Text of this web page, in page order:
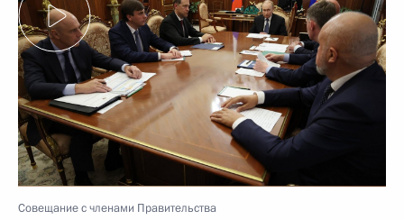
Совещание с членами Правительства